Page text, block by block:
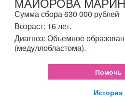
Сумма сбора 630 000 рублей
Возраст: 16 лет.
Диагноз: Объемное
(медуллобластома).
Помочь
История